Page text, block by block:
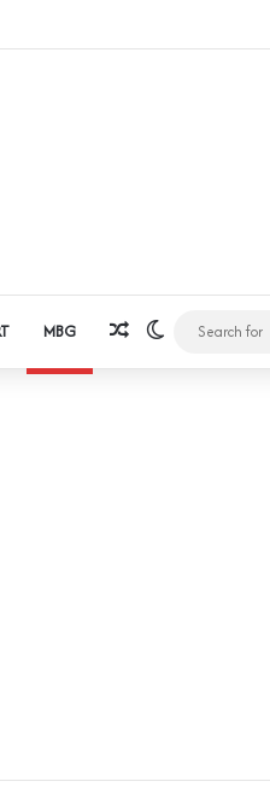
MBG Random Article
Switch skin